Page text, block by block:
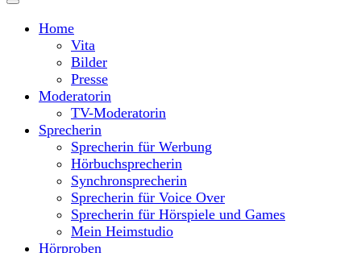
Nina-Carissima Schönrock
Home
Vita
Bilder
Presse
Moderatorin
TV-Moderatorin
Sprecherin
Sprecherin für Werbung
Hörbuchsprecherin
Synchronsprecherin
Sprecherin für Voice Over
Sprecherin für Hörspiele und Games
Mein Heimstudio
Hörproben